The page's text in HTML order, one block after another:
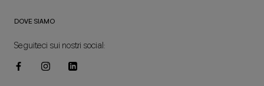
DOVE SIAMO
Seguiteci sui nostri social: